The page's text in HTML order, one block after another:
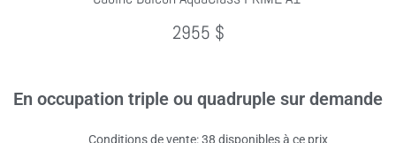
2955 $
En occupation triple ou quadruple sur demande
Conditions de vente: 38 disponibles à ce prix